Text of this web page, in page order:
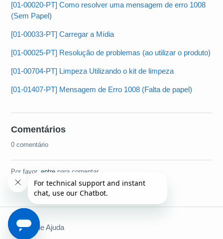
[01-00020-PT] Como resolver uma mensagem de erro 1008
(Sem Papel)
[01-00033-PT] Carregar a Mídia
[01-00025-PT] Resolução de problemas (ao utilizar o produto)
[01-00704-PT] Limpeza Utilizando o kit de limpeza
[01-01407-PT] Mensagem de Erro 1008 (Falta de papel)
Comentários
0 comentário
Por favor,entre para comentar.
Central de Ajuda